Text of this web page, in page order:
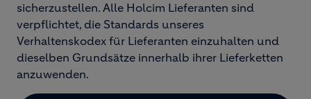
sicherzustellen. Alle Holcim Lieferanten sind
verpflichtet, die Standards unseres
Verhaltenskodex für Lieferanten einzuhalten und
dieselben Grundsätze innerhalb ihrer Lieferketten
anzuwenden.